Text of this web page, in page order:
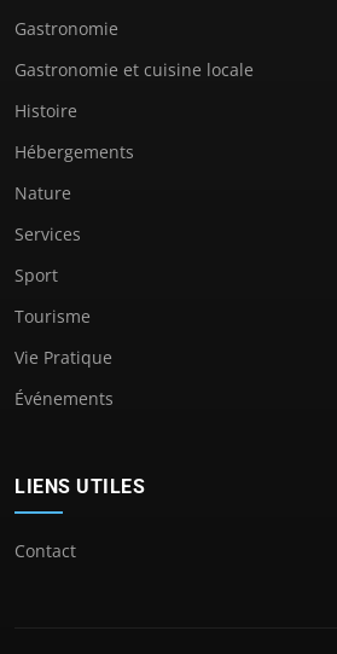
Gastronomie
Gastronomie et cuisine locale
Histoire
Hébergements
Nature
Services
Sport
Tourisme
Vie Pratique
Événements
LIENS UTILES
Contact